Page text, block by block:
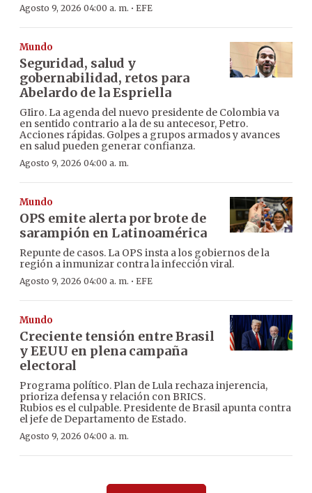
Agosto 9, 2026 04:00 a. m. · EFE
Mundo
Seguridad, salud y
gobernabilidad, retos para
Abelardo de la Espriella
GIiro. La agenda del nuevo presidente de Colombia va
en sentido contrario a la de su antecesor, Petro.
Acciones rápidas. Golpes a grupos armados y avances
en salud pueden generar confianza.
Agosto 9, 2026 04:00 a. m.
Mundo
OPS emite alerta por brote de
sarampión en Latinoamérica
Repunte de casos. La OPS insta a los gobiernos de la
región a inmunizar contra la infección viral.
Agosto 9, 2026 04:00 a. m. · EFE
Mundo
Creciente tensión entre Brasil
y EEUU en plena campaña
electoral
Programa político. Plan de Lula rechaza injerencia,
prioriza defensa y relación con BRICS.
Rubios es el culpable. Presidente de Brasil apunta contra
el jefe de Departamento de Estado.
Agosto 9, 2026 04:00 a. m.